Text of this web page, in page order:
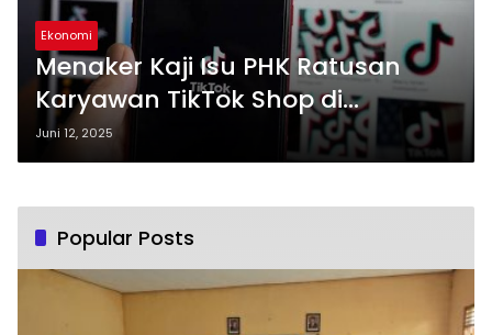
Ekonomi
Menaker Kaji Isu PHK Ratusan
Karyawan TikTok Shop di
Indonesia
Juni 12, 2025
Popular Posts